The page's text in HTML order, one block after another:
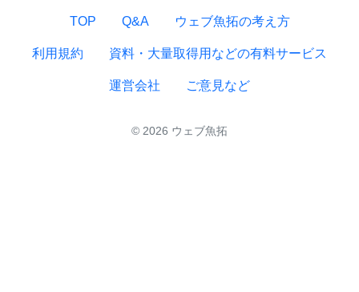
TOP Q&A ウェブ魚拓の考え方
利用規約 資料・大量取得用などの有料サービス
運営会社 ご意見など
© 2026 ウェブ魚拓